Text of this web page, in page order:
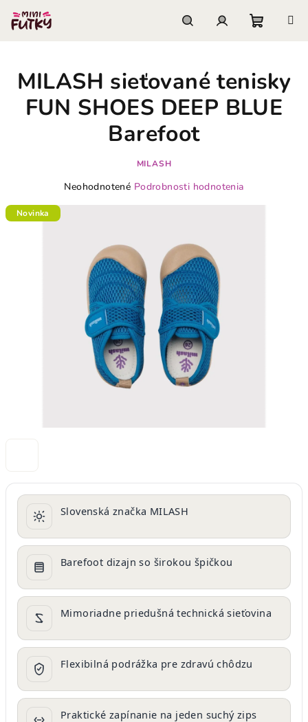
obsah
košík
Slovenská značka MILASH
Barefoot dizajn so širokou špičkou
Mimoriadne priedušná technická sieťovina
Flexibilná podrážka pre zdravú chôdzu
Praktické zapínanie na jeden suchý zips
MILASH sieťované tenisky
FUN SHOES DEEP BLUE
Barefoot
MILASH
Priemerné
hviezdičiek.
Neohodnotené Podrobnosti hodnotenia
Novinka